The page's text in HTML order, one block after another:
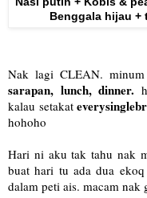
Benggala hijau +
Nak lagi CLEAN.
sarapan, lunch, dinner.
kalau setakat
hohoho
Hari ni aku tak tahu nak
buat hari tu ada dua
dalam peti ais. macam